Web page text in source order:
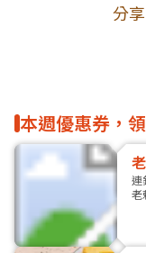
分享
本週優惠券，
連
老